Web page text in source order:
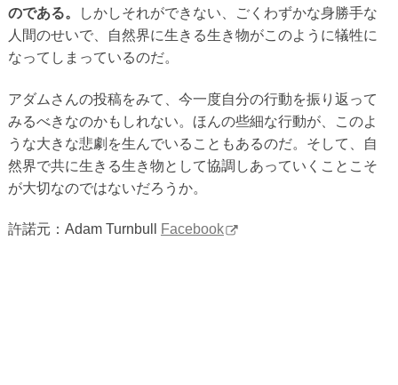
のである。
しかしそれができない、ごくわずかな身勝手な
人間のせいで、自然界に生きる生き物がこのように犠牲に
なってしまっているのだ。
アダムさんの投稿をみて、今一度自分の行動を振り返って
みるべきなのかもしれない。ほんの些細な行動が、このよ
うな大きな悲劇を生んでいることもあるのだ。そして、自
然界で共に生きる生き物として協調しあっていくことこそ
が大切なのではないだろうか。
許諾元：Adam Turnbull Facebook